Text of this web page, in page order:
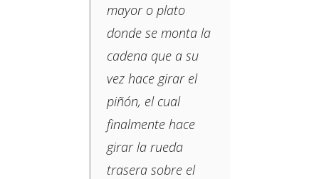
mayor o plato
donde se monta la
cadena que a su
vez hace girar el
piñón, el cual
finalmente hace
girar la rueda
trasera sobre el